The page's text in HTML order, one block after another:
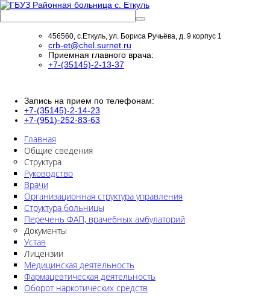
456560, с.Еткуль, ул. Бориса Ручьёва, д. 9 корпус 1
crb-et@chel.surnet.ru
Приемная главного врача:
+7-(35145)-2-13-37
Запись на прием по телефонам:
+7-(35145)-2-14-23
+7-(951)-252-83-63
Главная
Общие сведения
Структура
Руководство
Врачи
Организационная структура управления
Структура больницы
Перечень ФАП, врачебных амбулаторий
Документы
Устав
Лицензии
Медицинская деятельность
Фармацевтическая деятельность
Оборот наркотических средств